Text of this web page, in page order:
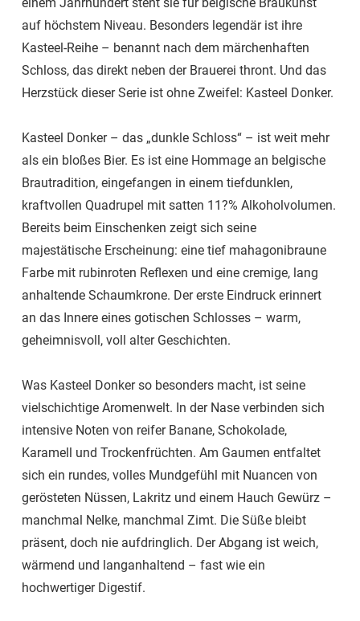
einem Jahrhundert steht sie für belgische Braukunst
auf höchstem Niveau. Besonders legendär ist ihre
Kasteel-Reihe – benannt nach dem märchenhaften
Schloss, das direkt neben der Brauerei thront. Und das
Herzstück dieser Serie ist ohne Zweifel: Kasteel Donker.
Kasteel Donker – das „dunkle Schloss“ – ist weit mehr
als ein bloßes Bier. Es ist eine Hommage an belgische
Brautradition, eingefangen in einem tiefdunklen,
kraftvollen Quadrupel mit satten 11?% Alkoholvolumen.
Bereits beim Einschenken zeigt sich seine
majestätische Erscheinung: eine tief mahagonibraune
Farbe mit rubinroten Reflexen und eine cremige, lang
anhaltende Schaumkrone. Der erste Eindruck erinnert
an das Innere eines gotischen Schlosses – warm,
geheimnisvoll, voll alter Geschichten.
Was Kasteel Donker so besonders macht, ist seine
vielschichtige Aromenwelt. In der Nase verbinden sich
intensive Noten von reifer Banane, Schokolade,
Karamell und Trockenfrüchten. Am Gaumen entfaltet
sich ein rundes, volles Mundgefühl mit Nuancen von
gerösteten Nüssen, Lakritz und einem Hauch Gewürz –
manchmal Nelke, manchmal Zimt. Die Süße bleibt
präsent, doch nie aufdringlich. Der Abgang ist weich,
wärmend und langanhaltend – fast wie ein
hochwertiger Digestif.